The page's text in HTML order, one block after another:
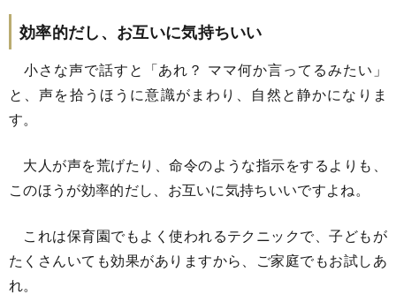
効率的だし、お互いに気持ちいい
小さな声で話すと「あれ？ ママ何か言ってるみたい」
と、声を拾うほうに意識がまわり、自然と静かになりま
す。
大人が声を荒げたり、命令のような指示をするよりも、
このほうが効率的だし、お互いに気持ちいいですよね。
これは保育園でもよく使われるテクニックで、子どもが
たくさんいても効果がありますから、ご家庭でもお試しあ
れ。